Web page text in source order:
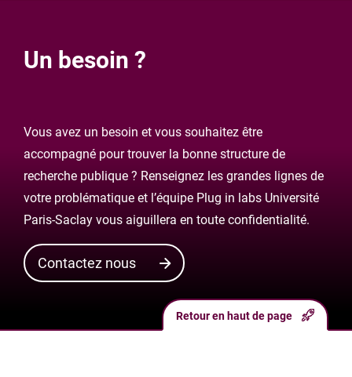
Un besoin ?
Vous avez un besoin et vous souhaitez être
accompagné pour trouver la bonne structure de
recherche publique ? Renseignez les grandes lignes de
votre problématique et l’équipe Plug in labs Université
Paris-Saclay vous aiguillera en toute confidentialité.
Contactez nous
Retour en haut de page